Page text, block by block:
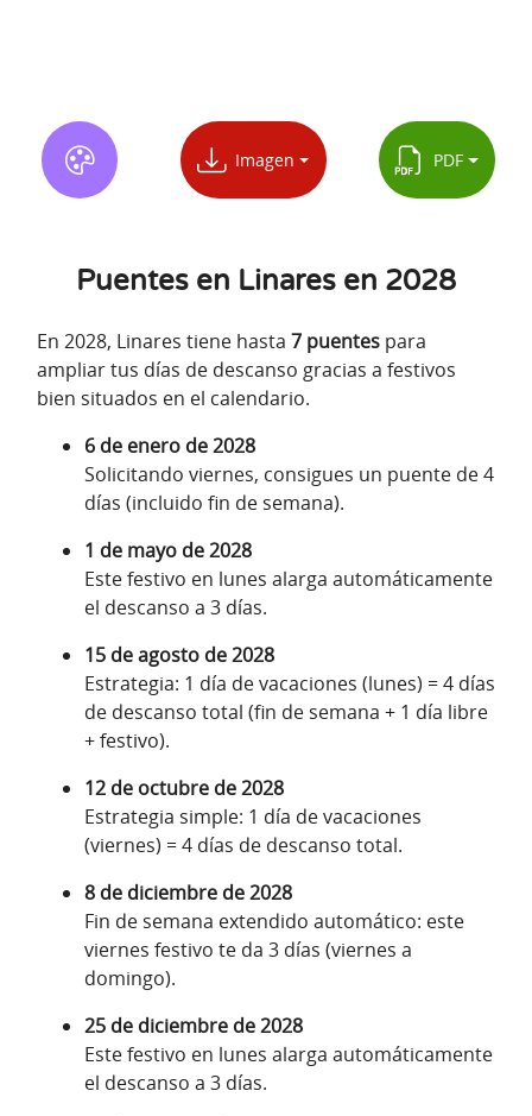
Imagen PDF
Puentes en Linares en 2028
En 2028, Linares tiene hasta 7 puentes para
ampliar tus días de descanso gracias a festivos
bien situados en el calendario.
6 de enero de 2028
Solicitando viernes, consigues un puente de 4
días (incluido fin de semana).
1 de mayo de 2028
Este festivo en lunes alarga automáticamente
el descanso a 3 días.
15 de agosto de 2028
Estrategia: 1 día de vacaciones (lunes) = 4 días
de descanso total (fin de semana + 1 día libre
+ festivo).
12 de octubre de 2028
Estrategia simple: 1 día de vacaciones
(viernes) = 4 días de descanso total.
8 de diciembre de 2028
Fin de semana extendido automático: este
viernes festivo te da 3 días (viernes a
domingo).
25 de diciembre de 2028
Este festivo en lunes alarga automáticamente
el descanso a 3 días.